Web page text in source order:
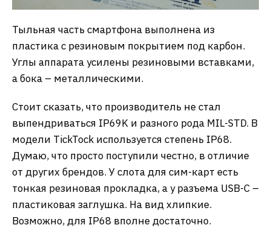
Тыльная часть смартфона выполнена из
пластика с резиновым покрытием под карбон.
Углы аппарата усилены резиновыми вставками,
а бока – металлическими.
Стоит сказать, что производитель не стал
выпендриваться IP69K и разного рода MIL-STD. В
модели TickTock используется степень IP68.
Думаю, что просто поступили честно, в отличие
от других брендов. У слота для сим-карт есть
тонкая резиновая прокладка, а у разъема USB-C –
пластиковая заглушка. На вид хлипкие.
Возможно, для IP68 вполне достаточно.